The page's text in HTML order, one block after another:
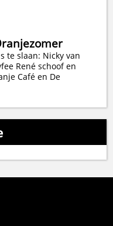
te slaan: Nicky van
René schoof en
Café en De